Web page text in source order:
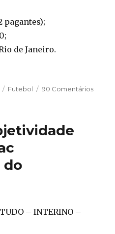
pagantes);
de Janeiro.
Categorias
Futebol 90 Comentários
do
– INTERINO –